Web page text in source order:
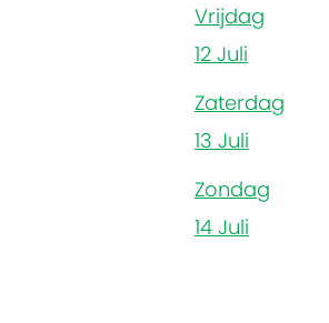
Vrijdag
12 Juli
Zaterdag
13 Juli
Zondag
14 Juli